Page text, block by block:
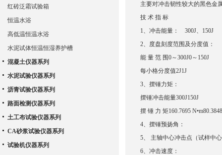
主要对冲击韧性较大的黑色金
技 术 指 标
1、冲击能量： 300J、150J
2、度盘刻度范围及分度值：
能 量 范 围0～300J0～150J
每小格分度值2J1J
3、摆锤力矩：
摆锤冲击能量300J150J
摆 锤 力 矩160.7695
4、摆锤预扬角：
5、 主轴中心冲击点（试样
6、冲击速度：
红砖泛霜试验箱
恒温水浴
高低温恒温水浴
水泥试体恒温恒湿养护槽
混凝土仪器系列
水泥试验仪器系列
沥青试验仪器系列
路面检测仪器系列
土工布试验仪器系列
CA砂浆试验仪器系列
试验机仪器系列